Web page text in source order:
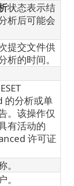
状态表示结
析后可能会
提交文件供
析的时间。
的分析或单
。该操作仅
有活动的
许可证